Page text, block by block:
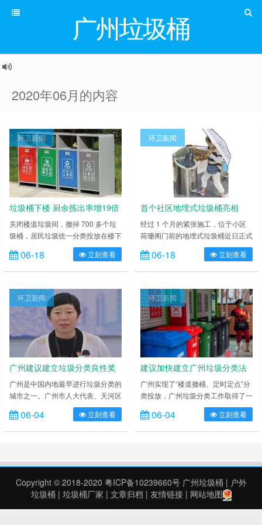
广州垃圾桶
2020年06月的内容
环卫新闻
垃圾桶下楼 厨余拣出率增19倍
关闭楼道垃圾间，撤掉 700 多个垃
圾桶，居民垃圾统一分类投放在楼下
的桶站。在朝阳华腾园小区，居民、
属地和物业公司正努力改变着 20 年
的扔垃圾旧习。试点半个月来，每天
桶，厨余垃圾拣出率增了 19 倍。 劲
松桥东北角，华腾园小区坐落着 13
栋居民楼。楼院里最近新设了 11 组
分类垃圾桶站。早晚两个时段，有指
导员现场帮助……
06-18 立刻查看
环卫新闻
首个社区地埋式垃圾桶亮相
经过 1 个月的紧张施工，位于小区
荷珊阁门前的地埋式垃圾桶近日正式
竣工、投入使用，深圳市罗湖区怡景
花园的居民由此告别了常规裸露垃圾
桶带来的异味、满溢等烦恼。据悉，
此，深圳地埋式垃圾桶点增至 34
个，遍布福田、南山、罗湖、宝安、
龙华、大鹏、坪山、光明等八个行政
区。 记者现场看到，比起常规 1 米
多高的 660 升垃圾桶，地埋式……
06-18 立刻查看
环卫新闻
广州建议建立垃圾分类良性奖
惩机制
广州是中国内地最早进行垃圾分类的
城市之一。广州市人大代表、天河区
市容环卫第三管理所所长王凤丽表
示，现阶段广州的垃圾分类仍存在党
政机关、样板小区等重视程度高，硬
缓的问题。王凤丽建议，针对垃圾分
类的逐步深入，政府应加大投入和扶
持力度。建立良性的奖惩机制。 王
凤丽走访调研发现，在投放餐厨垃圾
时，要求必……
06-04 立刻查看
环卫新闻
建议加快建立广州垃圾分类法
律法规体系
广州实现了“楼道撤桶、定时定点”分
类投放，广州垃圾分类工作取得了一
定进展，但目前仍不能过于乐观。广
州市人大代表、广州市珠村实业有限
公司三资交易办专员潘映珊指出，生
潘映珊建议，引入生活垃圾分类的目
标体系，全面推进相关政策体系的顶
层设计。加快建立符合广州垃圾分类
法律法规体系，推进生活垃圾分类管
理……
06-04 立刻查看
Copyright © 2018-2020 粤ICP备10239660号 广州垃圾桶| 户外
垃圾桶| 垃圾桶厂家 | 文章归档 | 友情链接| 网站地图